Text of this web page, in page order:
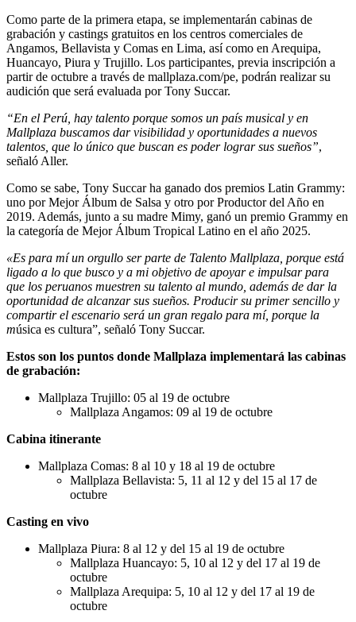
Como parte de la primera etapa, se implementarán cabinas de
grabación y castings gratuitos en los centros comerciales de
Angamos, Bellavista y Comas en Lima, así como en Arequipa,
Huancayo, Piura y Trujillo. Los participantes, previa inscripción a
partir de octubre a través de mallplaza.com/pe, podrán realizar su
audición que será evaluada por Tony Succar.
“En el Perú, hay talento porque somos un país musical y en
Mallplaza buscamos dar visibilidad y oportunidades a nuevos
talentos, que lo único que buscan es poder lograr sus sueños”,
señaló Aller.
Como se sabe, Tony Succar ha ganado dos premios Latin Grammy:
uno por Mejor Álbum de Salsa y otro por Productor del Año en
2019. Además, junto a su madre Mimy, ganó un premio Grammy en
la categoría de Mejor Álbum Tropical Latino en el año 2025.
«Es para mí un orgullo ser parte de Talento Mallplaza , porque está
ligado a lo que busco y a mi objetivo de apoyar e impulsar para
que los peruanos muestren su talento al mundo, además de dar la
oportunidad de alcanzar sus sueños. Producir su primer sencillo y
compartir el escenario será un gran regalo para mí, porque la
música es cultura”, señaló Tony Succar.
Estos son los puntos donde Mallplaza implementará las cabinas
de grabación:
Mallplaza Trujillo: 05 al 19 de octubre
Mallplaza Angamos: 09 al 19 de octubre
Cabina itinerante
Mallplaza Comas: 8 al 10 y 18 al 19 de octubre
Mallplaza Bellavista: 5, 11 al 12 y del 15 al 17 de
octubre
Casting en vivo
Mallplaza Piura: 8 al 12 y del 15 al 19 de octubre
Mallplaza Huancayo: 5, 10 al 12 y del 17 al 19 de
octubre
Mallplaza Arequipa: 5, 10 al 12 y del 17 al 19 de
octubre